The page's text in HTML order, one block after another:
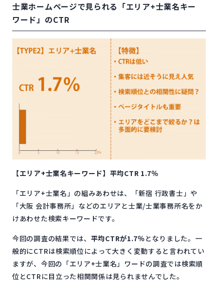
士業ホームページで見られる「エリア+士業名キー
ワード」のCTR
【エリア+士業名キーワード】平均CTR 1.7％
「エリア+士業名」の組みあわせは、「新宿 行政書士」や
「大阪 会計事務所」などのエリアと士業/士業事務所名をか
けあわせた検索キーワードです。
今回の調査の結果では、 平均CTRが1.7％となりました。一
般的にCTRは検索順位によって大きく変動すると言われてい
ますが、今回の「エリア+士業名」ワードの調査では検索順
位とCTRに目立った相関関係は見られませんでした。